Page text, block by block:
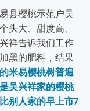
县樱桃示范户吴
头大、甜度高、
祥告诉我们工作
黑的肥料，结果
米易樱桃树普遍
吴兴祥家的樱桃
别人家的早上市7